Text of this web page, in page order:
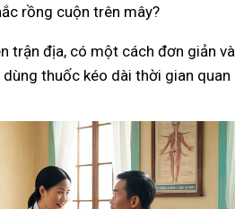
rồng cuộn trên mây?
trận địa, có một cách đơn giản và
dùng thuốc kéo dài thời gian quan